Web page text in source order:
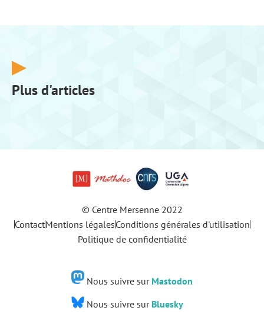
Plus d'articles
© Centre Mersenne 2022
ContactMentions légalesConditions générales d'utilisation
Politique de confidentialité
Nous suivre sur Mastodon
Nous suivre sur Bluesky